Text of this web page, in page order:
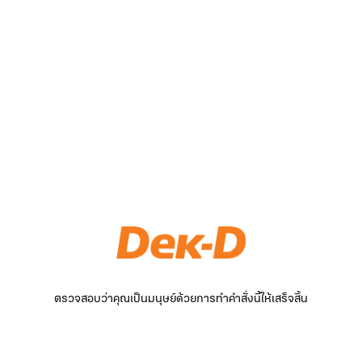
ตรวจสอบว่าคุณเป็นมนุษย์ด้วยการทำคำสั่งนี้ให้เสร็จสิ้น